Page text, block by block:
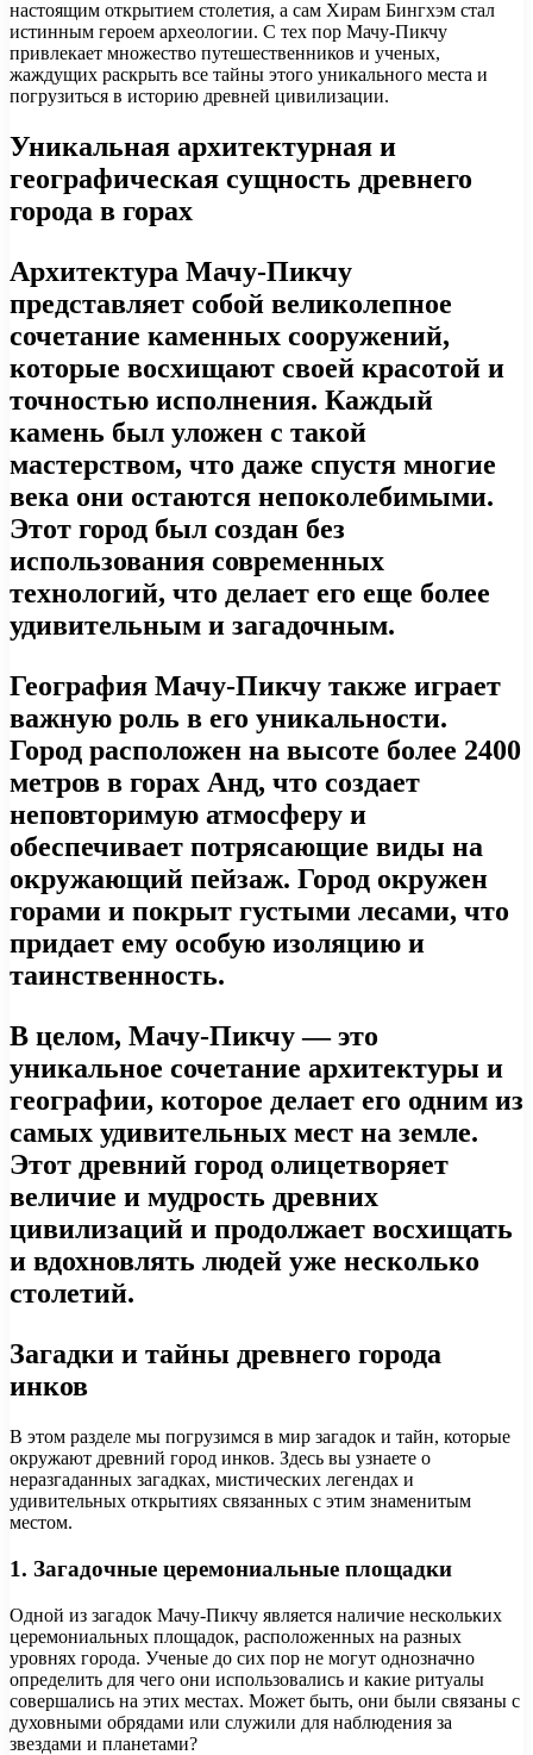
настоящим открытием столетия, а сам Хирам Бингхэм стал
истинным героем археологии. С тех пор Мачу-Пикчу
привлекает множество путешественников и ученых,
жаждущих раскрыть все тайны этого уникального места и
погрузиться в историю древней цивилизации.
Уникальная архитектурная и
географическая сущность древнего
города в горах
Архитектура Мачу-Пикчу
представляет собой великолепное
сочетание каменных сооружений,
которые восхищают своей красотой и
точностью исполнения. Каждый
камень был уложен с такой
мастерством, что даже спустя многие
века они остаются непоколебимыми.
Этот город был создан без
использования современных
технологий, что делает его еще более
удивительным и загадочным.
География Мачу-Пикчу также играет
важную роль в его уникальности.
Город расположен на высоте более 2400
метров в горах Анд, что создает
неповторимую атмосферу и
обеспечивает потрясающие виды на
окружающий пейзаж. Город окружен
горами и покрыт густыми лесами, что
придает ему особую изоляцию и
таинственность.
В целом, Мачу-Пикчу — это
уникальное сочетание архитектуры и
географии, которое делает его одним из
самых удивительных мест на земле.
Этот древний город олицетворяет
величие и мудрость древних
цивилизаций и продолжает восхищать
и вдохновлять людей уже несколько
столетий.
Загадки и тайны древнего города
инков
В этом разделе мы погрузимся в мир загадок и тайн, которые
окружают древний город инков. Здесь вы узнаете о
неразгаданных загадках, мистических легендах и
удивительных открытиях связанных с этим знаменитым
местом.
1. Загадочные церемониальные площадки
Одной из загадок Мачу-Пикчу является наличие нескольких
церемониальных площадок, расположенных на разных
уровнях города. Ученые до сих пор не могут однозначно
определить для чего они использовались и какие ритуалы
совершались на этих местах. Может быть, они были связаны с
духовными обрядами или служили для наблюдения за
звездами и планетами?